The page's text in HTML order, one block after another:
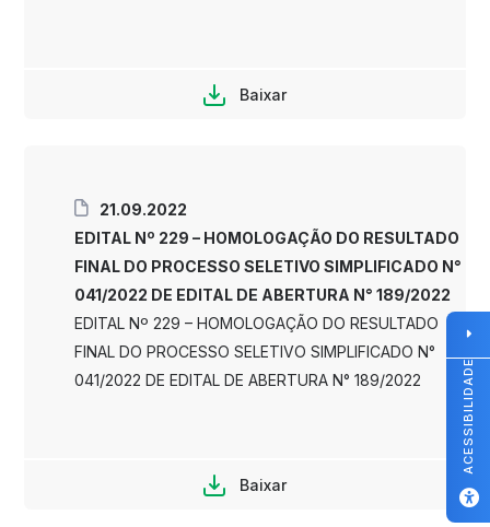
Baixar
21.09.2022
EDITAL Nº 229 – HOMOLOGAÇÃO DO RESULTADO
FINAL DO PROCESSO SELETIVO SIMPLIFICADO N°
041/2022 DE EDITAL DE ABERTURA N° 189/2022
EDITAL Nº 229 – HOMOLOGAÇÃO DO RESULTADO
FINAL DO PROCESSO SELETIVO SIMPLIFICADO N°
041/2022 DE EDITAL DE ABERTURA N° 189/2022
Baixar
ACESSIBILIDADE